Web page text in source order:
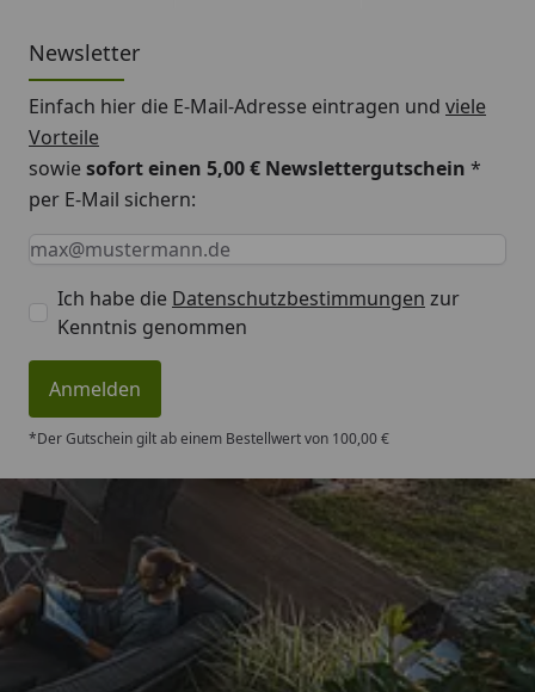
Newsletter
Einfach hier die E-Mail-Adresse eintragen und viele
Vorteile
sowiesofort einen 5,00 € Newslettergutschein *
per E-Mail sichern:
Keine Eingabe erforderlich
Eingabe erforderlich
E-Mail *
Ich habe die Datenschutzbestimmungen zur
Kenntnis genommen
Anmelden
*Der Gutschein gilt ab einem Bestellwert von 100,00 €
Trusted Shops
4,83/ 5